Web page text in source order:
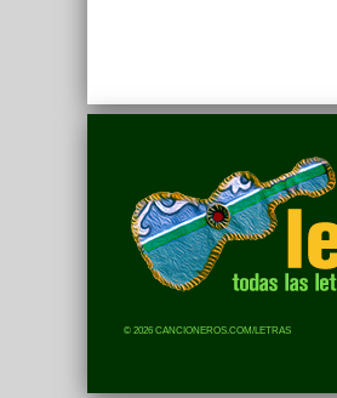
© 2026 CANCIONEROS.COM/LETRAS